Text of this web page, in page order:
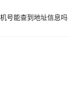
号能查到地址信息吗